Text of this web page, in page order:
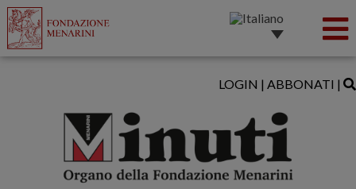
LOGIN | ABBONATI |